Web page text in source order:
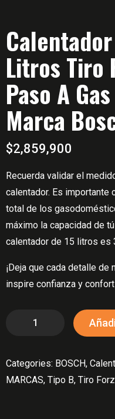
Litros Tiro
Paso A
Marca
$2,859,900
Recuerda validar el
calentador. Es importante
total de los
máximo la capacidad de
calentador de 15 litros es
¡Deja que cada detalle de
inspire confianza y
Calentador
15
Litros
Categories: BOSCH,
MARCAS, Tipo B, Tiro